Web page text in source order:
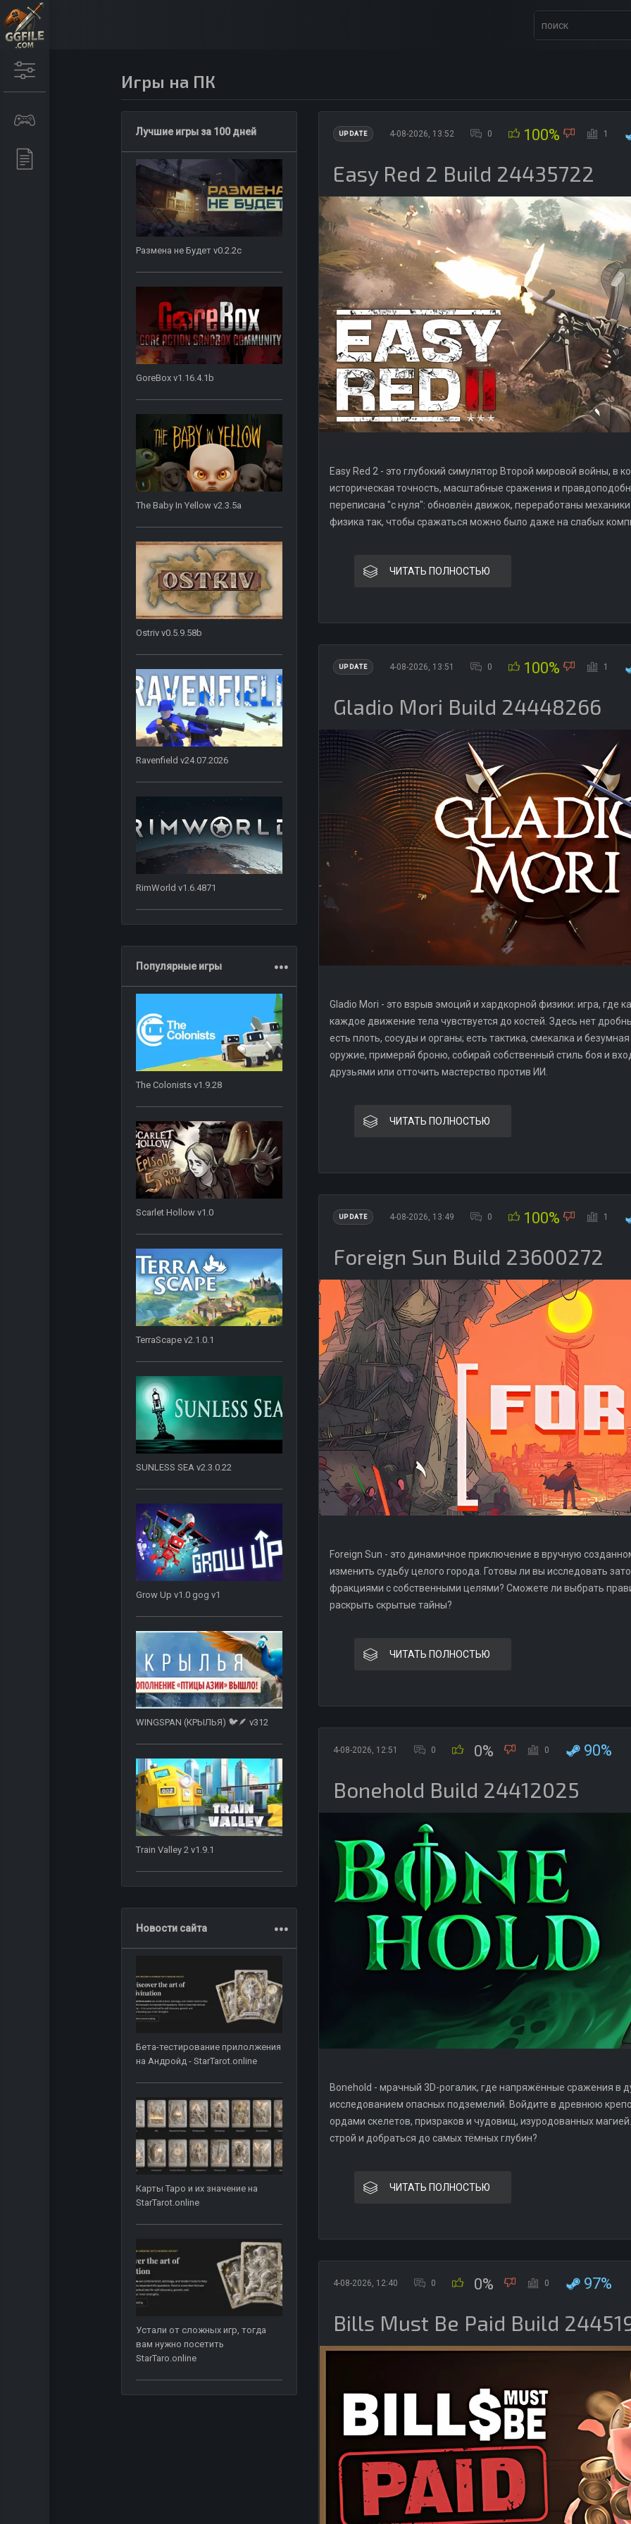
Игры на ПК
Лучшие игры за 100 дней
Размена не Будет v0.2.2c
GoreBox v1.16.4.1b
The Baby In Yellow v2.3.5a
Ostriv v0.5.9.58b
Ravenfield v24.07.2026
RimWorld v1.6.4871
Популярные игры ...
The Colonists v1.9.28
Scarlet Hollow v1.0
TerraScape v2.1.0.1
SUNLESS SEA v2.3.0.22
Grow Up v1.0 gog v1
WINGSPAN (КРЫЛЬЯ) 🐦🪶 v312
Train Valley 2 v1.9.1
Новости сайта ...
Бета-тестирование прилолжения
на Андройд - StarTarot.online
Карты Таро и их значение на
StarTarot.online
Устали от сложных игр, тогда
вам нужно посетить
StarTaro.online
UPDATE 4-08-2026, 13:52 0 100% 1
Easy Red 2 Build 24435722
Easy Red 2 - это глубокий симулятор Второй мировой войны, в
историческая точность, масштабные сражения и
переписана "с нуля": обновлён движок, переработаны
физика так, чтобы сражаться можно было даже на слабых
ЧИТАТЬ ПОЛНОСТЬЮ
UPDATE 4-08-2026, 13:51 0 100% 1
Gladio Mori Build 24448266
Gladio Mori - это взрыв эмоций и хардкорной физики: игра,
каждое движение тела чувствуется до костей. Здесь нет
есть плоть, сосуды и органы; есть тактика, смекалка и
оружие, примеряй броню, собирай собственный стиль боя и
друзьями или отточить мастерство против ИИ.
ЧИТАТЬ ПОЛНОСТЬЮ
UPDATE 4-08-2026, 13:49 0 100% 1
Foreign Sun Build 23600272
Foreign Sun - это динамичное приключение в вручную
изменить судьбу целого города. Готовы ли вы исследовать
фракциями с собственными целями? Сможете ли выбрать
раскрыть скрытые тайны?
ЧИТАТЬ ПОЛНОСТЬЮ
4-08-2026, 12:51 0 0% 0 90%
Bonehold Build 24412025
Bonehold - мрачный 3D-рогалик, где напряжённые сражения в
исследованием опасных подземелий. Войдите в древнюю
ордами скелетов, призраков и чудовищ, изуродованных
строй и добраться до самых тёмных глубин?
ЧИТАТЬ ПОЛНОСТЬЮ
4-08-2026, 12:40 0 0% 0 97%
Bills Must Be Paid Build